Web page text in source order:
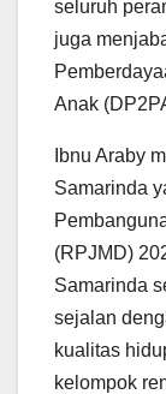
seluruh
juga
Anak
Ibnu Araby
Samarinda
(RPJMD)
Samarinda
sejalan
kualitas
kelompok